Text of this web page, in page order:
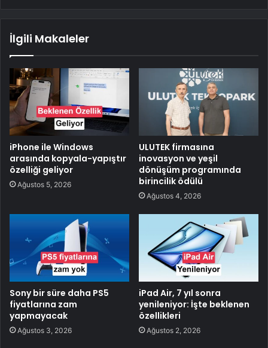
İlgili Makaleler
iPhone ile Windows
arasında kopyala-yapıştır
özelliği geliyor
Ağustos 5, 2026
ULUTEK firmasına
inovasyon ve yeşil
dönüşüm programında
birincilik ödülü
Ağustos 4, 2026
Sony bir süre daha PS5
fiyatlarına zam
yapmayacak
Ağustos 3, 2026
iPad Air, 7 yıl sonra
yenileniyor: İşte beklenen
özellikleri
Ağustos 2, 2026